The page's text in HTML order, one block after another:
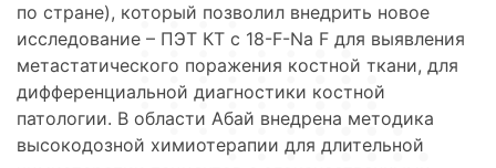
по стране), который позволил внедрить новое
исследование – ПЭТ КТ с 18-F-Na F для выявления
метастатического поражения костной ткани, для
дифференциальной диагностики костной
патологии. В области Абай внедрена методика
высокодозной химиотерапии для длительной